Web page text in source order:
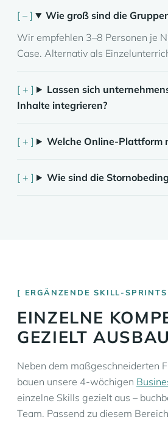
Wie groß sind die
Wir empfehlen 3–8 Personen je
Case. Alternativ als
Lassen sich
Inhalte integrieren?
Welche Online-Plattform
Wie sind die
ERGÄNZENDE SKILL-SPRINTS
EINZELNE
GEZIELT
Neben dem maßgeschneiderten
bauen unsere 4-wöchigen
einzelne Skills gezielt aus –
Team. Passend zu diesem